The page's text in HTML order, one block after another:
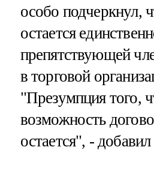
особо подчеркнул,
остается
препятствующей
в торговой
"Презумпция того,
возможность
остается", -